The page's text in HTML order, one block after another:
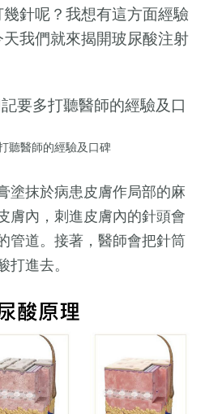
針呢？我想有這方面經驗
我們就來揭開玻尿酸注射
聽醫師的經驗及口碑
塗抹於病患皮膚作局部的麻
膚內，刺進皮膚內的針頭會
管道。接著，醫師會把針筒
打進去。